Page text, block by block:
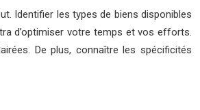
Identifier les types de biens disponibles
d’optimiser votre temps et vos efforts.
De plus, connaître les spécificités